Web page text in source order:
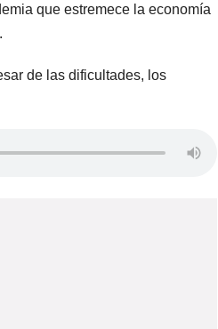
que estremece la economía
de las dificultades, los